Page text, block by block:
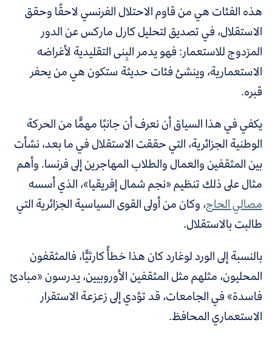
هذه الفئات هي من قاوم الاحتلال الفرنسي لاحقًا وحقق
الاستقلال، في تصديق لتحليل كارل ماركس عن الدور
المزدوج للاستعمار: فهو يدمر البِنى التقليدية لأغراضه
الاستعمارية، وينشئ فئات حديثة ستكون هي من يحفر
قبره.
يكفي في هذا السياق أن نعرف أن جانبًا مهمًّا من الحركة
الوطنية الجزائرية، التي حققت الاستقلال في ما بعد، نشأت
بين المثقفين والعمال والطلاب المهاجرين إلى فرنسا. وأهم
مثال على ذلك تنظيم «نجم شمال إفريقيا»،الذيأسسه
مصالي الحاج، وكان من أولى القوى السياسية الجزائرية التي
طالبت بالاستقلال.
بالنسبة إلى الورد لوغارد كان هذا خطأً كارثيًّا، فالمثقفون
المحليون، مثلهم مثل المثقفين الأوروبيين، يدرسون «مبادئ
فاسدة» في الجامعات، قد تؤدي إلى زعزعة الاستقرار
الاستعماري المحافظ.